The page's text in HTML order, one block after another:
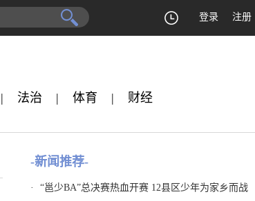
登录 注册
| 法治 | 体育 | 财经
-新闻推荐-
·
“邕少BA”总决赛热血开赛 12县区少年为家乡而战